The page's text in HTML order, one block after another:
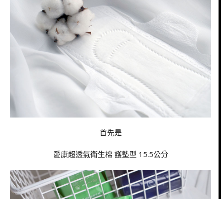
首先是
愛康超透氣衛生棉 護墊型 15.5公分